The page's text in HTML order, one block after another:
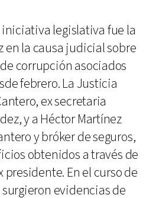
iniciativa legislativa fue la
en la causa judicial sobre
corrupción asociados
febrero. La Justicia
ex secretaria
y a Héctor Martínez
y bróker de seguros,
obtenidos a través de
presidente. En el curso de
evidencias de